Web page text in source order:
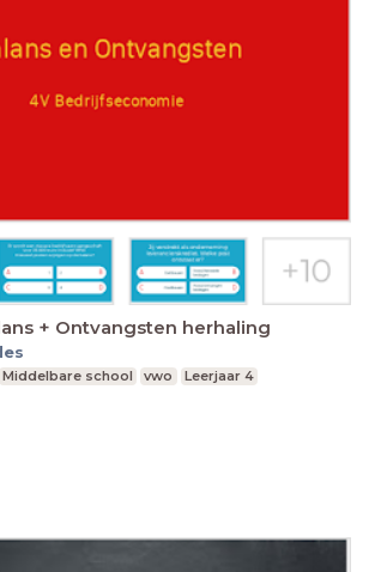
+ Ontvangsten herhaling
Middelbare school vwo Leerjaar 4